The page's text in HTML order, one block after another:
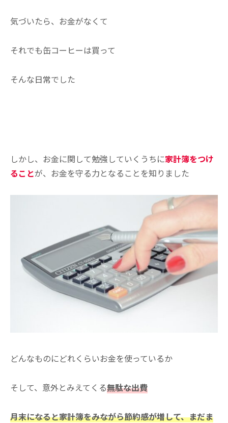
気づいたら、お金がなくて
それでも缶コーヒーは買って
そんな日常でした
しかし、お金に関して勉強していくうちに家計簿をつけ
ることが、お金を守る力となることを知りました
どんなものにどれくらいお金を使っているか
そして、意外とみえてくる無駄な出費
月末になると家計簿をみながら節約感が増して、まだま